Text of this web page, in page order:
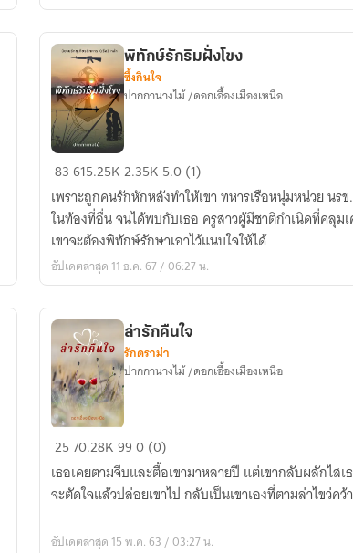
พิทักษ์
ริม
ฝั่ง
โขง
พิทักษ์รักริมฝั่งโขง
ซึ้งกินใจ
ปากกานางไม้ /ดอกเอื้องเมืองเหนือ
83615.25K2.35K 5.0 (1)
เพราะถูกคนรักหักหลังทำให้เขา ทหารเรือหนุ่มหน่วย น
ในท้องที่อื่น จนได้พบกับเธอ ครูสาวผู้มีชาติกำเนิดที่คลุม
เขาจะต้องพิทักษ์รักษาเอาไว้แนบใจให้ได้
อัปเดตล่าสุด 11 ธ.ค. 67 / 06:27 น.
ล่า
คืน
ใจ
ล่ารักคืนใจ
รักดราม่า
ปากกานางไม้ /ดอกเอื้องเมืองเหนือ
2570.28K990 (0)
เธอเคยตามจีบและตื้อเขามาหลายปี แต่เขากลับผลักไสเ
จะตัดใจแล้วปล่อยเขาไป กลับเป็นเขาเองที่ตามล่าไขว่คว้
อัปเดตล่าสุด 15 พ.ค. 63 / 03:27 น.